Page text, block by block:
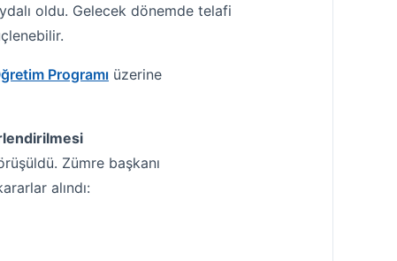
oldu. Gelecek dönemde telafi
Programı üzerine
Zümre başkanı
alındı: